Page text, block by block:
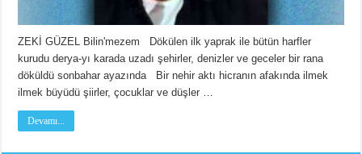
ZEKİ GÜZEL Bilin'mezem Dökülen ilk yaprak ile bütün harfler
kurudu derya-yı karada uzadı şehirler, denizler ve geceler bir rana
döküldü sonbahar ayazında Bir nehir aktı hicranın afakında ilmek
ilmek büyüdü şiirler, çocuklar ve düşler …
Devamı...